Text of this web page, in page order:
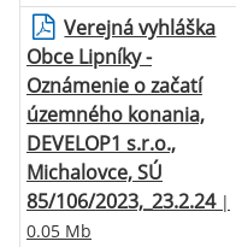
Verejná vyhláška
Obce Lipníky -
Oznámenie o začatí
územného konania,
DEVELOP1 s.r.o.,
Michalovce, SÚ
85/106/2023,_23.2.24|
0.05 Mb